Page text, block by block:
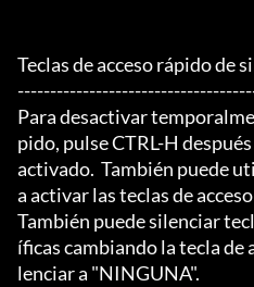
Teclas de acceso rápido de
Para desactivar
pido, pulse CTRL-H
activado.  También puede
a activar las teclas de
También puede silenciar
íficas cambiando la tecla de
lenciar a "NINGUNA".